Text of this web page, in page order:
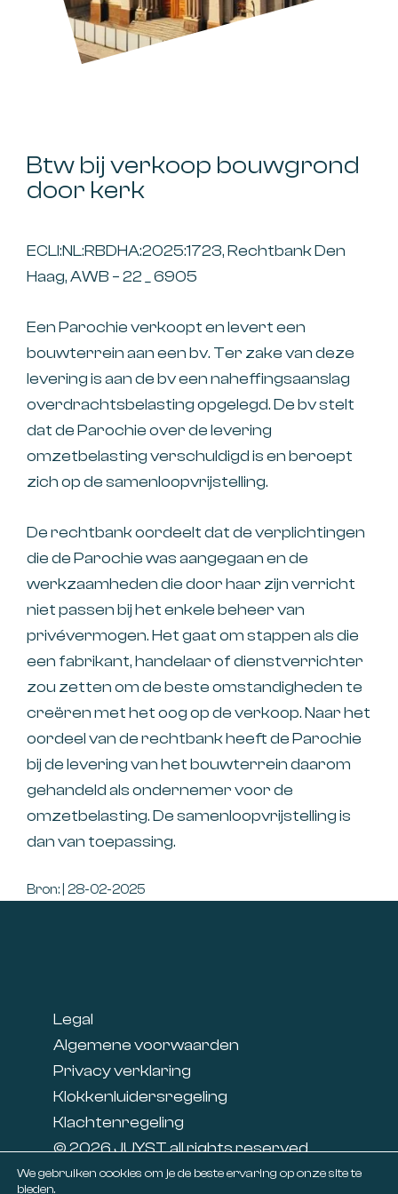
Btw bij verkoop bouwgrond
door kerk
ECLI:NL:RBDHA:2025:1723, Rechtbank Den
Haag, AWB – 22 _ 6905
Een Parochie verkoopt en levert een
bouwterrein aan een bv. Ter zake van deze
levering is aan de bv een naheffingsaanslag
overdrachtsbelasting opgelegd. De bv stelt
dat de Parochie over de levering
omzetbelasting verschuldigd is en beroept
zich op de samenloopvrijstelling.
De rechtbank oordeelt dat de verplichtingen
die de Parochie was aangegaan en de
werkzaamheden die door haar zijn verricht
niet passen bij het enkele beheer van
privévermogen. Het gaat om stappen als die
een fabrikant, handelaar of dienstverrichter
zou zetten om de beste omstandigheden te
creëren met het oog op de verkoop. Naar het
oordeel van de rechtbank heeft de Parochie
bij de levering van het bouwterrein daarom
gehandeld als ondernemer voor de
omzetbelasting. De samenloopvrijstelling is
dan van toepassing.
Bron: | 28-02-2025
Legal
Algemene voorwaarden
Privacy verklaring
Klokkenluidersregeling
Klachtenregeling
© 2026 JUYST all rights reserved
Linkedin
We gebruiken cookies om je de beste ervaring op onze site te
bieden.